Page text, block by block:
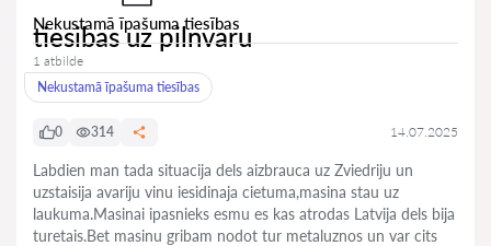
Nekustamā īpašuma tiesības
tiesibas uz pilnvaru
1 atbilde
Nekustamā īpašuma tiesības
0 314 14.07.2025
Labdien man tada situacija dels aizbrauca uz Zviedriju un
uzstaisija avariju vinu iesidinaja cietuma,masina stau uz
laukuma.Masinai ipasnieks esmu es kas atrodas Latvija dels bija
turetais.Bet masinu gribam nodot tur metaluznos un var cits